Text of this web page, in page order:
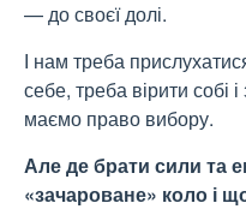
— до своєї долі.
І нам треба
себе, треба вірити
маємо право вибору.
Але де брати сили та
«зачароване» коло і